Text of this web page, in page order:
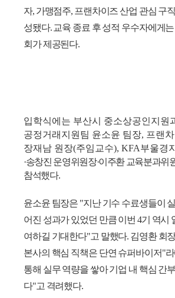
자, 가맹점주, 프랜차이즈 산업 관심 구
성됐다. 교육 종료 후 성적 우수자에게는
회가 제공된다.
입학식에는 부산시 중소상공인지원
공정거래지원팀 윤소윤 팀장, 프랜
장재남 원장(주임교수), KFA부울경
·송창진 운영위원장·이주환 교육분과위
참석했다.
윤소윤 팀장은 "지난 기수 수료생들이
어진 성과가 있었던 만큼 이번 4기 역시
여하길 기대한다"고 말했다. 김영환 회
본사의 핵심 직책은 단연 슈퍼바이저"
통해 실무 역량을 쌓아 기업 내 핵심 간
다"고 격려했다.